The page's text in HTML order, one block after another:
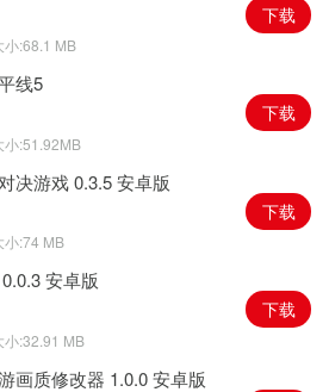
小:68.1 MB
下载
线5
小:51.92MB
下载
决游戏 0.3.5 安卓版
小:74 MB
下载
安卓版
小:32.91 MB
下载
画质修改器 1.0.0 安卓版